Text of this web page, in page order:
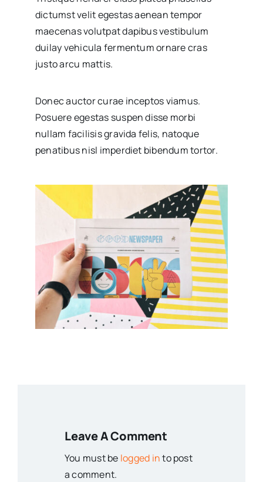
dictumst velit egestas aenean tempor
maecenas volutpat dapibus vestibulum
duilay vehicula fermentum ornare cras
justo arcu mattis.
Donec auctor curae inceptos viamus.
Posuere egestas suspen disse morbi
nullam facilisis gravida felis, natoque
penatibus nisl imperdiet bibendum tortor.
Leave A Comment
You must be logged into post
a comment.